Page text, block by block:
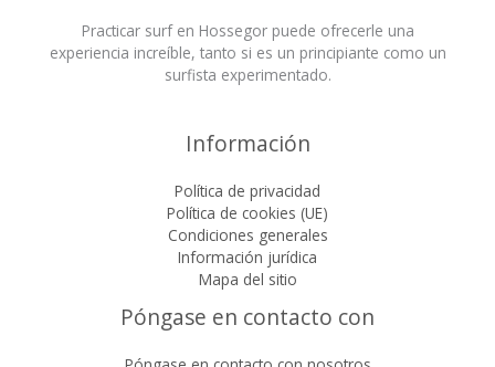
Practicar surf en Hossegor puede ofrecerle una
experiencia increíble, tanto si es un principiante como un
surfista experimentado.
Información
Política de privacidad
Política de cookies (UE)
Condiciones generales
Información jurídica
Mapa del sitio
Póngase en contacto con